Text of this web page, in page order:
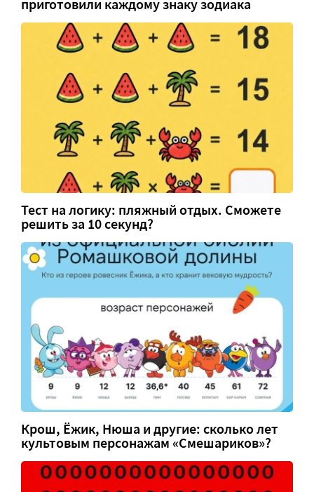
приготовили каждому знаку зодиака
Тест на логику: пляжный отдых. Сможете
решить за 10 секунд?
Крош, Ёжик, Нюша и другие: сколько лет
культовым персонажам «Смешариков»?